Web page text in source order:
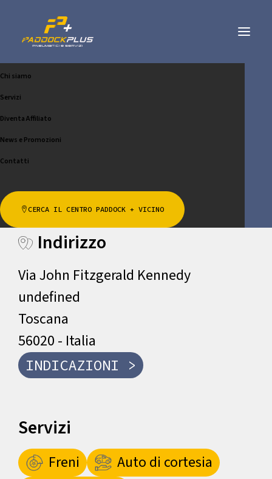
Chi siamo
Servizi
Diventa Affiliato
News e Promozioni
Contatti
CERCA IL CENTRO PADDOCK + VICINO
OSTUNI AUTO S.R.L.
CHIAMA
Website:https://www.ostuniauto.it
Indirizzo
Via John Fitzgerald Kennedy
undefined
Toscana
56020 - Italia
INDICAZIONI >
Servizi
Freni
Auto di cortesia